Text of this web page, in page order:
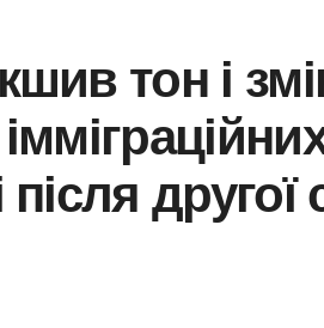
тон і
після